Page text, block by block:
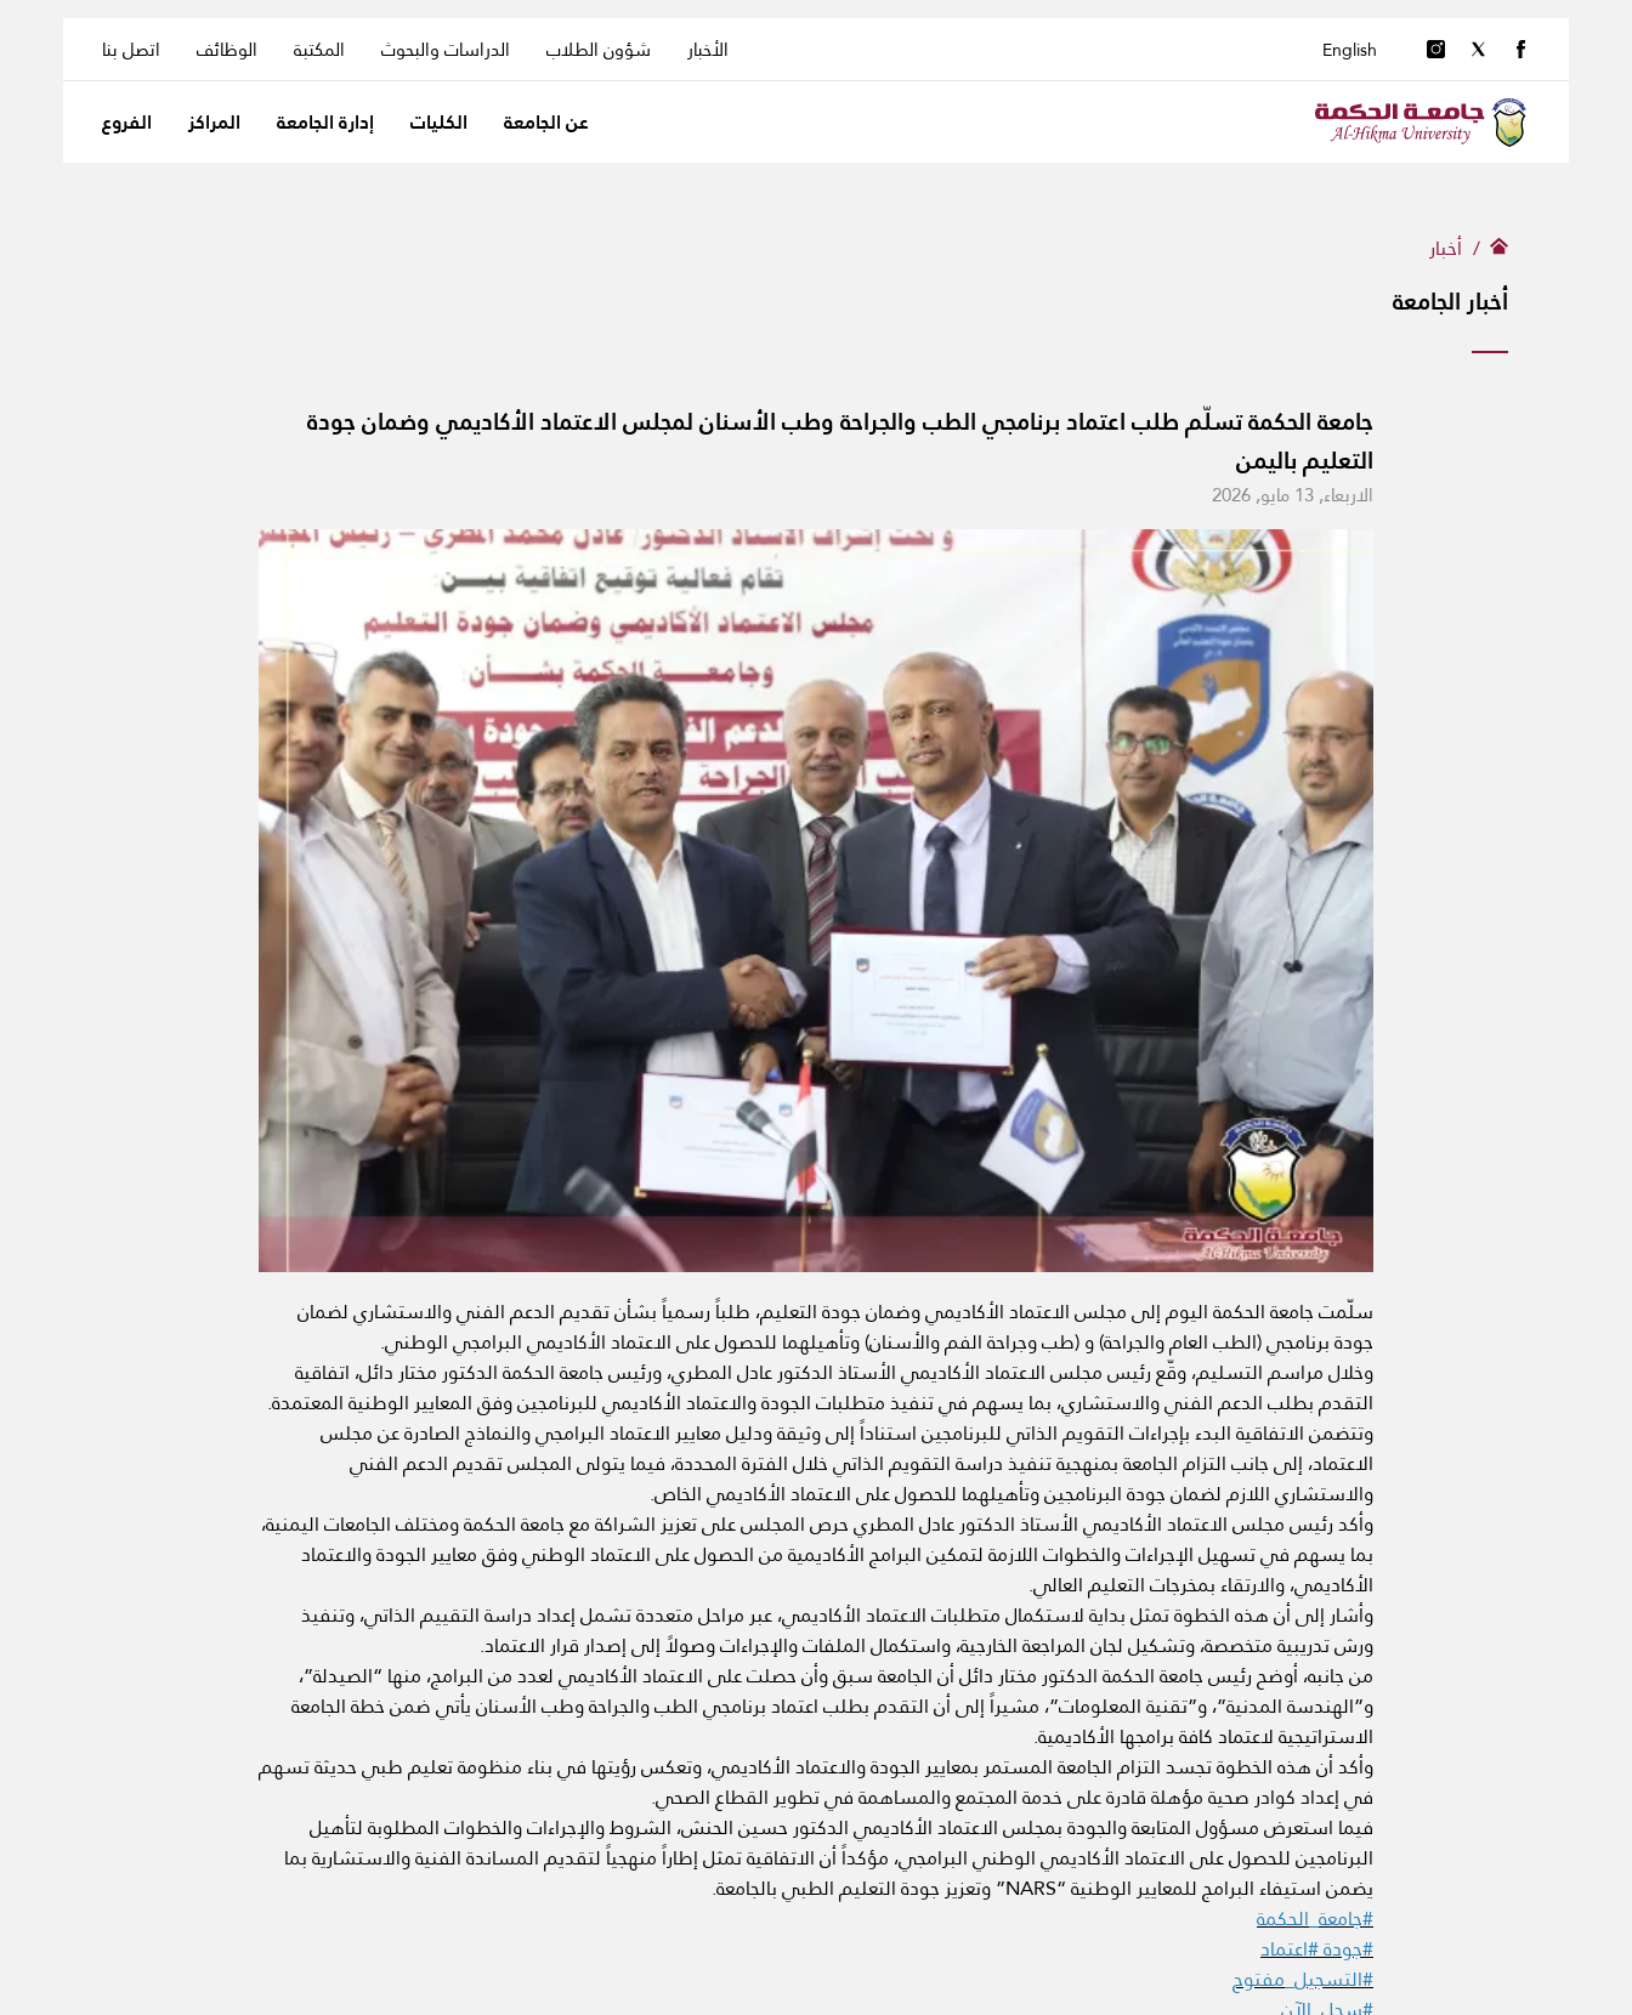
English الأخبار شؤون الطلاب الدراسات والبحوث المكتبة الوظائف اتصل بنا
عن الجامعة الكليات إدارة الجامعة المراكز الفروع
أخبار
أخبار الجامعة
جامعة الحكمة تسلّم طلب اعتماد برنامجي الطب والجراحة وطب الأسنان لمجلس الاعتماد الأكاديمي وضمان جودة
التعليم باليمن
الاربعاء, 13 مايو, 2026
سلّمت جامعة الحكمة اليوم إلى مجلس الاعتماد الأكاديمي وضمان جودة التعليم، طلباً رسمياً بشأن تقديم الدعم الفني والاستشاري لضمان
جودة برنامجي (الطب العام والجراحة) و (طب وجراحة الفم والأسنان) وتأهيلهما للحصول على الاعتماد الأكاديمي البرامجي الوطني.
وخلال مراسم التسليم، وقّع رئيس مجلس الاعتماد الأكاديمي الأستاذ الدكتور عادل المطري، ورئيس جامعة الحكمة الدكتور مختار دائل، اتفاقية
التقدم بطلب الدعم الفني والاستشاري، بما يسهم في تنفيذ متطلبات الجودة والاعتماد الأكاديمي للبرنامجين وفق المعايير الوطنية المعتمدة.
وتتضمن الاتفاقية البدء بإجراءات التقويم الذاتي للبرنامجين استناداً إلى وثيقة ودليل معايير الاعتماد البرامجي والنماذج الصادرة عن مجلس
الاعتماد، إلى جانب التزام الجامعة بمنهجية تنفيذ دراسة التقويم الذاتي خلال الفترة المحددة، فيما يتولى المجلس تقديم الدعم الفني
والاستشاري اللازم لضمان جودة البرنامجين وتأهيلهما للحصول على الاعتماد الأكاديمي الخاص.
وأكد رئيس مجلس الاعتماد الأكاديمي الأستاذ الدكتور عادل المطري حرص المجلس على تعزيز الشراكة مع جامعة الحكمة ومختلف الجامعات اليمنية،
بما يسهم في تسهيل الإجراءات والخطوات اللازمة لتمكين البرامج الأكاديمية من الحصول على الاعتماد الوطني وفق معايير الجودة والاعتماد
الأكاديمي، والارتقاء بمخرجات التعليم العالي.
وأشار إلى أن هذه الخطوة تمثل بداية لاستكمال متطلبات الاعتماد الأكاديمي، عبر مراحل متعددة تشمل إعداد دراسة التقييم الذاتي، وتنفيذ
ورش تدريبية متخصصة، وتشكيل لجان المراجعة الخارجية، واستكمال الملفات والإجراءات وصولاً إلى إصدار قرار الاعتماد.
من جانبه، أوضح رئيس جامعة الحكمة الدكتور مختار دائل أن الجامعة سبق وأن حصلت على الاعتماد الأكاديمي لعدد من البرامج، منها “الصيدلة”،
و”الهندسة المدنية”، و”تقنية المعلومات”، مشيراً إلى أن التقدم بطلب اعتماد برنامجي الطب والجراحة وطب الأسنان يأتي ضمن خطة الجامعة
الاستراتيجية لاعتماد كافة برامجها الأكاديمية.
وأكد أن هذه الخطوة تجسد التزام الجامعة المستمر بمعايير الجودة والاعتماد الأكاديمي، وتعكس رؤيتها في بناء منظومة تعليم طبي حديثة تسهم
في إعداد كوادر صحية مؤهلة قادرة على خدمة المجتمع والمساهمة في تطوير القطاع الصحي.
فيما استعرض مسؤول المتابعة والجودة بمجلس الاعتماد الأكاديمي الدكتور حسين الحنش، الشروط والإجراءات والخطوات المطلوبة لتأهيل
البرنامجين للحصول على الاعتماد الأكاديمي الوطني البرامجي، مؤكداً أن الاتفاقية تمثل إطاراً منهجياً لتقديم المساندة الفنية والاستشارية بما
يضمن استيفاء البرامج للمعايير الوطنية “NARS” وتعزيز جودة التعليم الطبي بالجامعة.
#جامعة_الحكمة
#جودة#اعتماد
#التسجيل_مفتوح